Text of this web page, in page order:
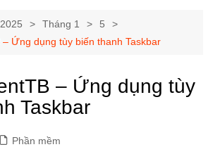
2025 Tháng 1
5
– Ứng dụng tùy biến thanh Taskbar
– Ứng dụng tùy
Taskbar
Phần mềm